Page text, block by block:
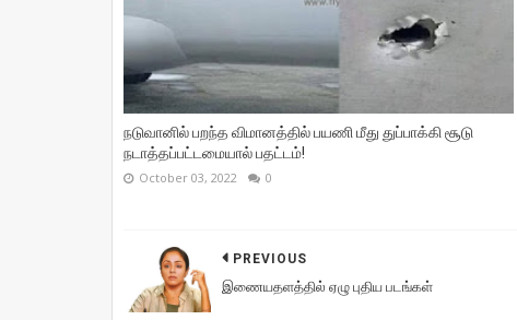
நடுவானில் பறந்த விமானத்தில் பயணி மீது துப்பாக்கி சூடு
நடாத்தப்பட்டமையால் பதட்டம்!
October 03, 2022 0
PREVIOUS
இணையதளத்தில் ஏழு புதிய படங்கள்